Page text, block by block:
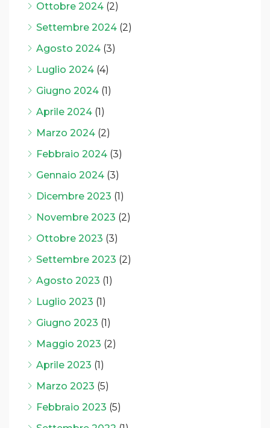
Ottobre 2024 (2)
Settembre 2024 (2)
Agosto 2024 (3)
Luglio 2024 (4)
Giugno 2024 (1)
Aprile 2024 (1)
Marzo 2024 (2)
Febbraio 2024 (3)
Gennaio 2024 (3)
Dicembre 2023 (1)
Novembre 2023 (2)
Ottobre 2023 (3)
Settembre 2023 (2)
Agosto 2023 (1)
Luglio 2023 (1)
Giugno 2023 (1)
Maggio 2023 (2)
Aprile 2023 (1)
Marzo 2023 (5)
Febbraio 2023 (5)